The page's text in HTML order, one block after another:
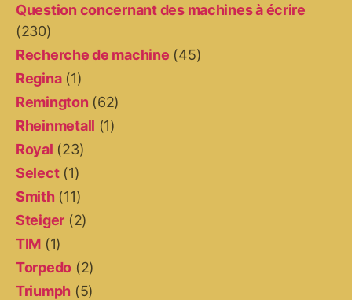
Question concernant des machines à écrire
(230)
Recherche de machine (45)
Regina(1)
Remington (62)
Rheinmetall (1)
Royal (23)
Select(1)
Smith(11)
Steiger (2)
TIM (1)
Torpedo (2)
Triumph (5)